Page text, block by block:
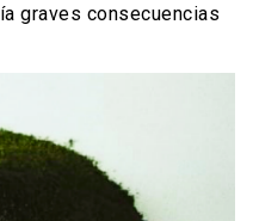
graves consecuencias